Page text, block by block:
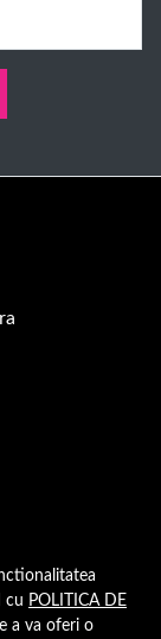
cu POLITICA DE
a va oferi o